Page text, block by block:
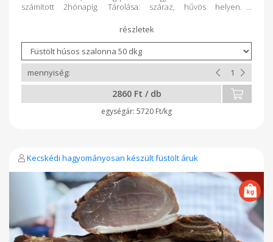
számított 2hónapig. Tárolása: száraz, hűvös helyen.
2860 Ft / db
5720 Ft/kg
Kecskédi hagyományosan készült füstölt áruk